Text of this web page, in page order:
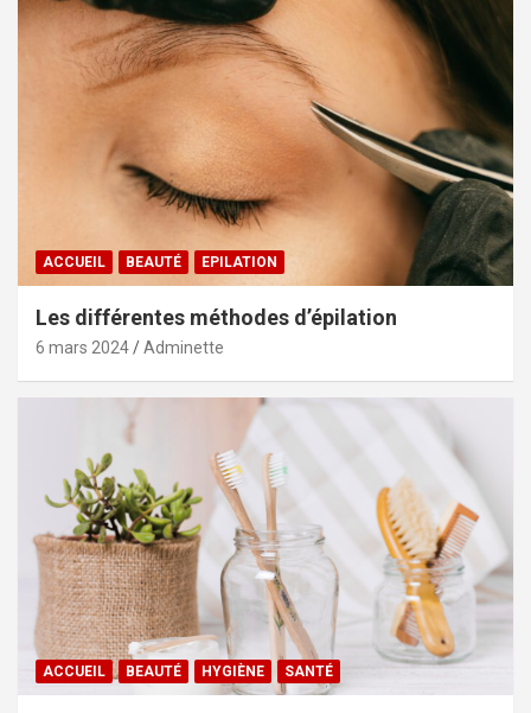
ACCUEIL BEAUTÉ EPILATION
Les différentes méthodes d’épilation
6 mars 2024 Adminette
ACCUEIL BEAUTÉ HYGIÈNE SANTÉ